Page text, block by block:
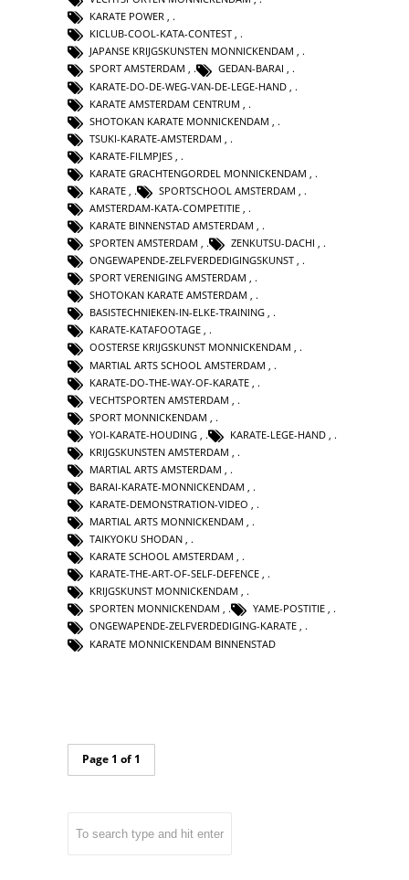
KARATE POWER ,
KICLUB-COOL-KATA-CONTEST ,
JAPANSE KRIJGSKUNSTEN MONNICKENDAM ,
SPORT AMSTERDAM , GEDAN-BARAI ,
KARATE-DO-DE-WEG-VAN-DE-LEGE-HAND
KARATE AMSTERDAM CENTRUM
SHOTOKAN KARATE MONNICKENDAM
TSUKI-KARATE-AMSTERDAM
KARATE-FILMPJES
KARATE GRACHTENGORDEL MONNICKENDAM
KARATE
SPORTSCHOOL AMSTERDAM
AMSTERDAM-KATA-COMPETITIE
KARATE BINNENSTAD AMSTERDAM ,
SPORTEN AMSTERDAM , ZENKUTSU-DACHI ,
ONGEWAPENDE-ZELFVERDEDIGINGSKUNST ,
SPORT VERENIGING AMSTERDAM ,
SHOTOKAN KARATE AMSTERDAM ,
BASISTECHNIEKEN-IN-ELKE-TRAINING ,
KARATE-KATAFOOTAGE ,
OOSTERSE KRIJGSKUNST MONNICKENDAM ,
MARTIAL ARTS SCHOOL AMSTERDAM
KARATE-DO-THE-WAY-OF-KARATE
VECHTSPORTEN AMSTERDAM
SPORT MONNICKENDAM
YOI-KARATE-HOUDING
KARATE-LEGE-HAND
KRIJGSKUNSTEN AMSTERDAM
MARTIAL ARTS AMSTERDAM
BARAI-KARATE-MONNICKENDAM
KARATE-DEMONSTRATION-VIDEO ,
MARTIAL ARTS MONNICKENDAM ,
TAIKYOKU SHODAN ,
KARATE SCHOOL AMSTERDAM ,
KARATE-THE-ART-OF-SELF-DEFENCE ,
KRIJGSKUNST MONNICKENDAM ,
SPORTEN MONNICKENDAM , YAME-POSTITIE ,
ONGEWAPENDE-ZELFVERDEDIGING-KARATE ,
KARATE MONNICKENDAM BINNENSTAD
Page 1 of 1